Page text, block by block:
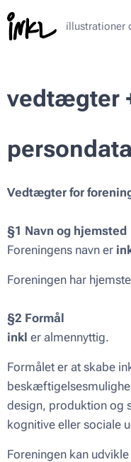
illustrationer
vedtægter
Vedtægter for
§1 Navn og hjemsted
Foreningens navn er
Foreningen har
§2 Formål
inkl er almennyttig.
Formålet er at skabe
design, produktion og
kognitive eller sociale
Foreningen kan